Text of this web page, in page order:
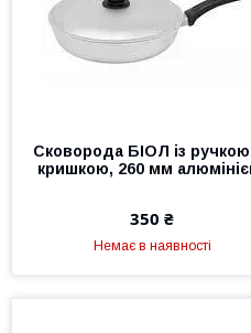
Сковорода БІОЛ із
кришкою, 260 мм
350 ₴
Немає в наявності